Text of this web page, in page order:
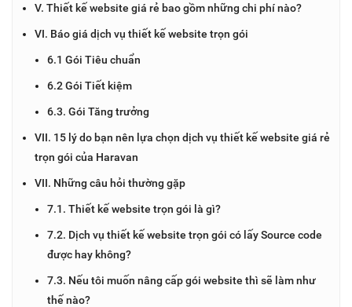
V. Thiết kế website giá rẻ bao gồm những chi phí nào?
VI. Báo giá dịch vụ thiết kế website trọn gói
6.1 Gói Tiêu chuẩn
6.2 Gói Tiết kiệm
6.3. Gói Tăng trưởng
VII. 15 lý do bạn nên lựa chọn dịch vụ thiết kế website giá rẻ
trọn gói của Haravan
VII. Những câu hỏi thường gặp
7.1. Thiết kế website trọn gói là gì?
7.2. Dịch vụ thiết kế website trọn gói có lấy Source code
được hay không?
7.3. Nếu tôi muốn nâng cấp gói website thì sẽ làm như
thế nào?